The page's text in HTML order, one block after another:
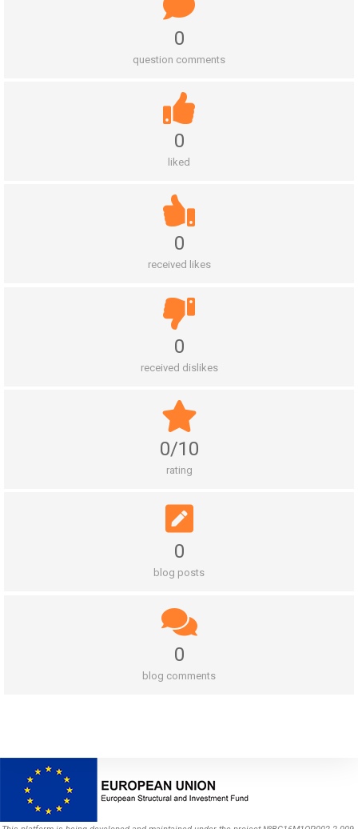
0
question comments
0
liked
0
received likes
0
received dislikes
0/10
rating
0
blog posts
0
blog comments